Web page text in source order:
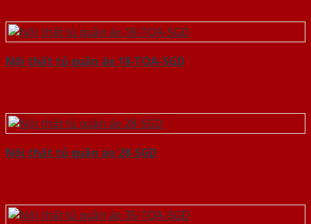
Nội thất tủ quần áo 18-TQA-SGD
Nội thất tủ quần áo 28-SGD